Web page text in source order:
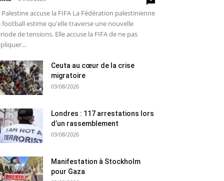
Palestine accuse la FIFA La Fédération palestinienne
football estime qu'elle traverse une nouvelle
de tensions. Elle accuse la FIFA de ne pas
Ceuta au cœur de la crise
migratoire
03/08/2026
Londres : 117 arrestations lors
d’un rassemblement
03/08/2026
Manifestation à Stockholm
pour Gaza